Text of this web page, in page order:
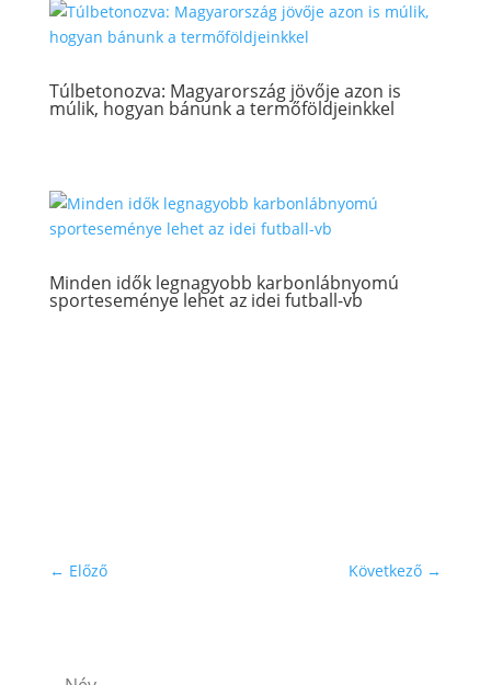
Túlbetonozva: Magyarország jövője azon is
múlik, hogyan bánunk a termőföldjeinkkel
Minden idők legnagyobb karbonlábnyomú
sporteseménye lehet az idei futball-vb
← Előző Következő →